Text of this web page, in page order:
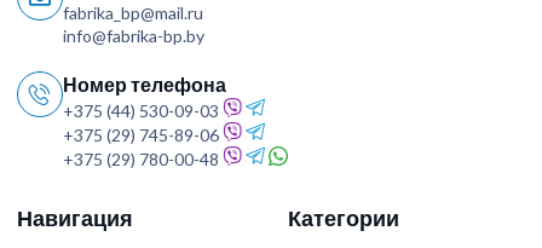
fabrika_bp@mail.ru
info@fabrika-bp.by
Номер телефона
+375 (44) 530-09-03
+375 (29) 745-89-06
+375 (29) 780-00-48
Навигация Категории